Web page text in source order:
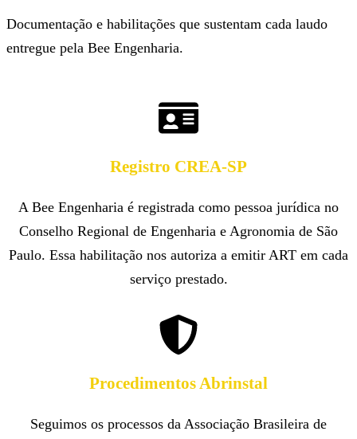
Documentação e habilitações que sustentam cada laudo
entregue pela Bee Engenharia.
Registro CREA-SP
A Bee Engenharia é registrada como pessoa jurídica no
Conselho Regional de Engenharia e Agronomia de São
Paulo. Essa habilitação nos autoriza a emitir ART em cada
serviço prestado.
Procedimentos Abrinstal
Seguimos os processos da Associação Brasileira de